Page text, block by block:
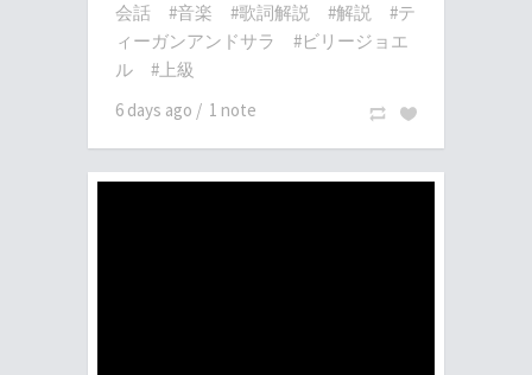
会話
#音楽 #歌詞解説 #解説
#テ
ィーガンアンドサラ
#ビリージョエ
ル
#上級
6 days ago / 1 note